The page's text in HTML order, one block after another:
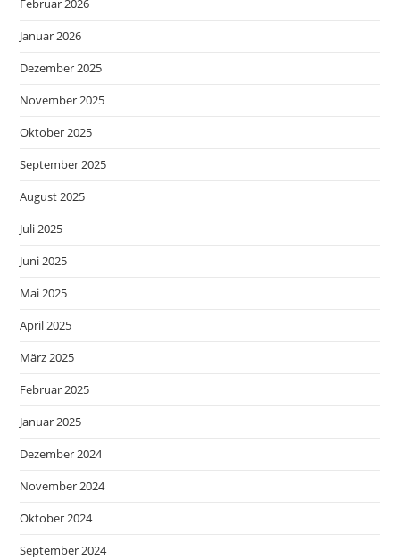
Februar 2026
Januar 2026
Dezember 2025
November 2025
Oktober 2025
September 2025
August 2025
Juli 2025
Juni 2025
Mai 2025
April 2025
März 2025
Februar 2025
Januar 2025
Dezember 2024
November 2024
Oktober 2024
September 2024